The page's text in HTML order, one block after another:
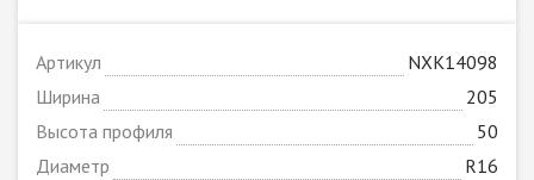
Артикул
NXK14098
Ширина
205
Высота профиля
50
Диаметр
R16